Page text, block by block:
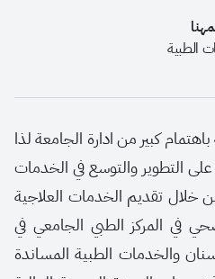
الطبية
كبير من ادارة الجامعة لذا
التطوير والتوسع في الخدمات
خلال تقديم الخدمات العلاجية
في المركز الطبي الجامعي في
والخدمات الطبية المساندة